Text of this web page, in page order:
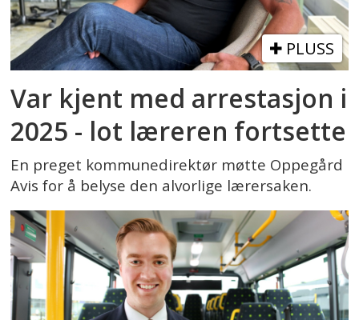
PLUSS
Var kjent med arrestasjon i
2025 - lot læreren fortsette
En preget kommunedirektør møtte Oppegård
Avis for å belyse den alvorlige lærersaken.